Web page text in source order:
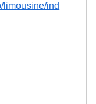
limousine/ind